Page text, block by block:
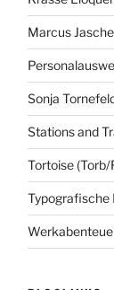
Marcus
Sonja
Stations and
Tortoise (Torb/
Typografische